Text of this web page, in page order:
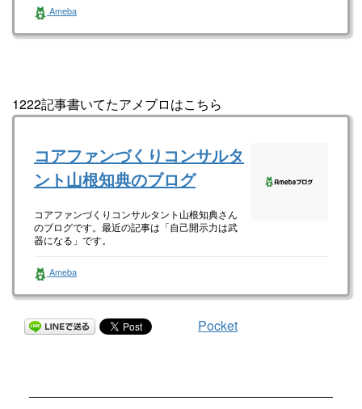
一般社団法人全国高校起業部（準備中） 山根
知典さんのブログです。最近の記事は「ゴール
は常に確認せよ！（画像あり）」です。
Ameba
1222記事書いてたアメブロはこちら
コアファンづくりコンサルタ
ント山根知典のブログ
コアファンづくりコンサルタント山根知典さん
のブログです。最近の記事は「自己開示力は武
器になる」です。
Ameba
Pocket